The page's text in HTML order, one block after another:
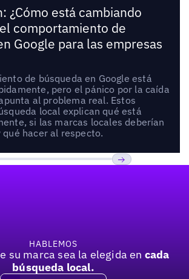
¿Cómo está cambiando
comportamiento de
Google para las empresas
de búsqueda en Google está
pero el pánico por la caída
al problema real. Estos
local explican qué está
si las marcas locales deberían
qué hacer al respecto.
HABLEMOS
su marca sea la elegida en cada
búsqueda local.